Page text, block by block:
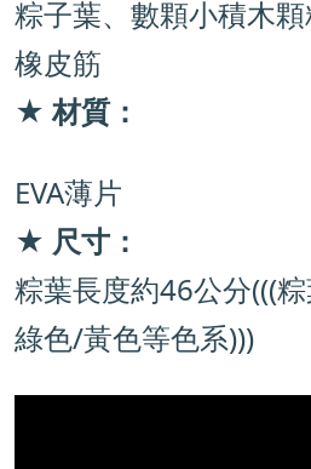
粽子葉、數顆小積木顆
橡皮筋
★材質：
EVA薄片
★ 尺寸：
粽葉長度約46公分(((
綠色/黃色等色系)))